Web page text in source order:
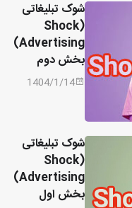
شوک تبلیغاتی
(Shock
Advertising)
بخش دوم
1404/1/14
شوک تبلیغاتی
(Shock
Advertising)
بخش اول